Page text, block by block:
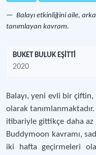
Balayı etkinliğini aile,
tanımlayan kavram.
BUKET BULUK EŞİTTİ
2020
Balayı, yeni evli bir çiftin,
olarak
itibariyle gittikçe daha az
Buddymoon kavramı,
iki hafta geçirmeleri